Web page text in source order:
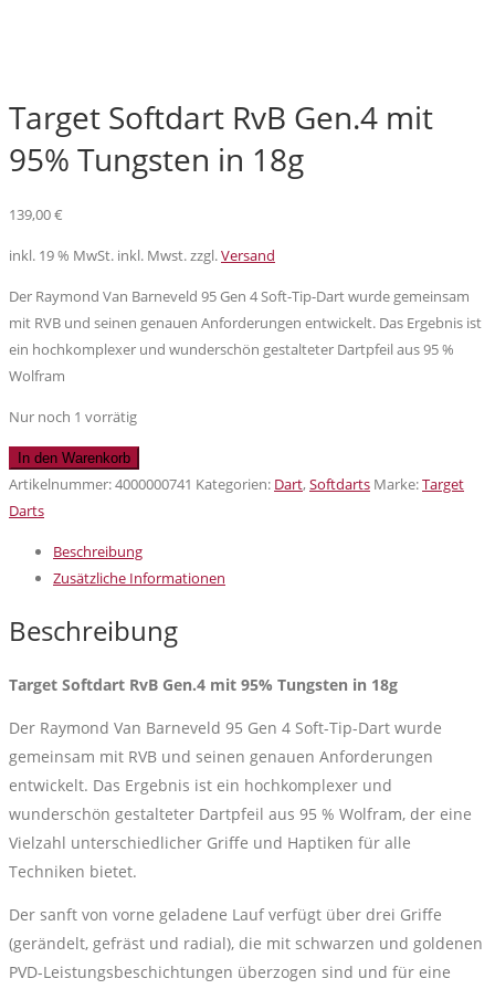
Target Softdart RvB Gen.4 mit
95% Tungsten in 18g
139,00€
inkl. 19 % MwSt. inkl. Mwst. zzgl.Versand
Der Raymond Van Barneveld 95 Gen 4 Soft-Tip-Dart wurde gemeinsam
mit RVB und seinen genauen Anforderungen entwickelt. Das Ergebnis ist
ein hochkomplexer und wunderschön gestalteter Dartpfeil aus 95 %
Wolfram
Nur noch 1 vorrätig
Target
Softdart
RvB
in
Menge
In den Warenkorb
Artikelnummer:4000000741 Kategorien: Dart,Softdarts Marke:Target
Darts
Beschreibung
Zusätzliche Informationen
Beschreibung
Target Softdart RvB Gen.4 mit 95% Tungsten in 18g
Der Raymond Van Barneveld 95 Gen 4 Soft-Tip-Dart wurde
gemeinsam mit RVB und seinen genauen Anforderungen
entwickelt. Das Ergebnis ist ein hochkomplexer und
wunderschön gestalteter Dartpfeil aus 95 % Wolfram, der eine
Vielzahl unterschiedlicher Griffe und Haptiken für alle
Techniken bietet.
Der sanft von vorne geladene Lauf verfügt über drei Griffe
(gerändelt, gefräst und radial), die mit schwarzen und goldenen
PVD-Leistungsbeschichtungen überzogen sind und für eine